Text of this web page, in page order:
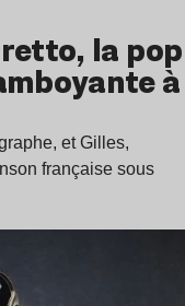
la pop
à
et Gilles,
française sous